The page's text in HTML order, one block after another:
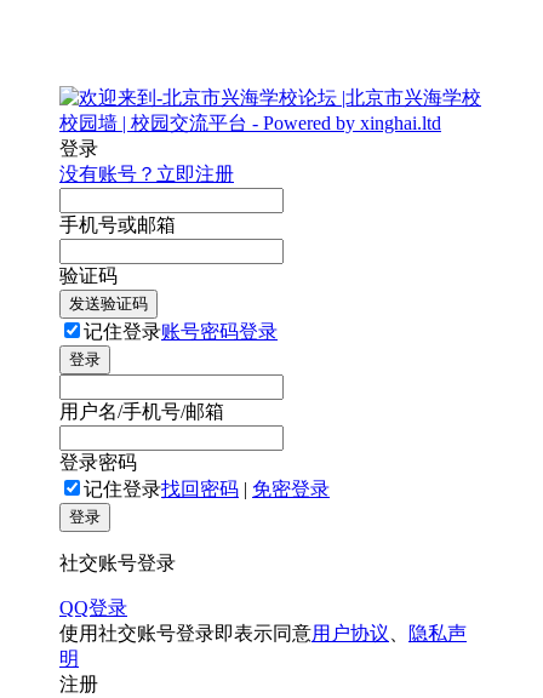
登录
没有账号？立即注册
手机号或邮箱
验证码
发送验证码
记住登录账号密码登录
登录
用户名/手机号/邮箱
登录密码
记住登录找回密码 | 免密登录
登录
社交账号登录
QQ登录
使用社交账号登录即表示同意用户协议
隐私声
明
注册